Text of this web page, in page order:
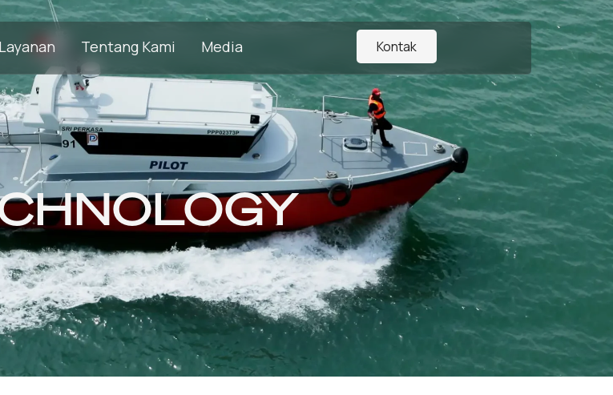
Layanan Tentang Kami Media Kontak